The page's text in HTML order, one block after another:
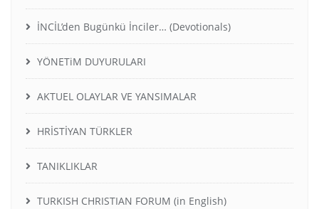
İNCİL’den Bugünkü İnciler… (Devotionals)
YÖNETiM DUYURULARI
AKTUEL OLAYLAR VE YANSIMALAR
HRİSTİYAN TÜRKLER
TANIKLIKLAR
TURKISH CHRISTIAN FORUM (in English)